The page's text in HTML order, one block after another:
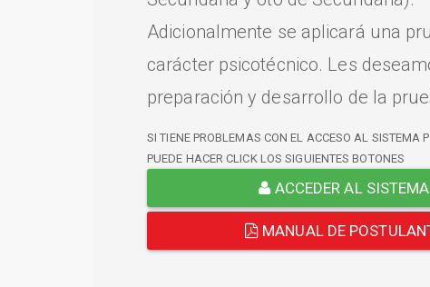
Adicionalmente se aplicará una
carácter psicotécnico. Les
preparación y desarrollo de la
SI TIENE PROBLEMAS CON EL ACCESO AL SISTEMA
PUEDE HACER CLICK LOS SIGUIENTES BOTONES
ACCEDER AL SISTEMA
MANUAL DE